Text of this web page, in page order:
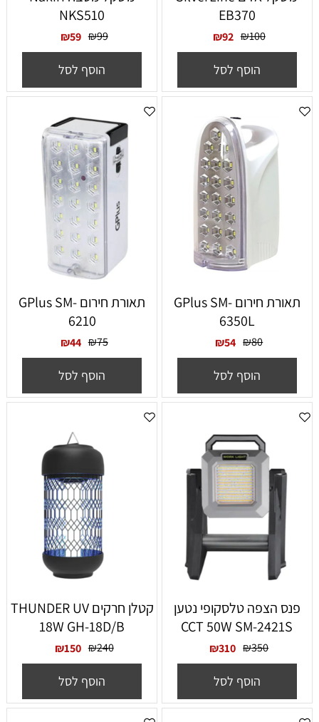
EB370
₪100
₪92
הוסף לסל
NKS510
₪99
₪59
הוסף לסל
תאורת חירום GPlus SM-
6350L
₪80
₪54
הוסף לסל
תאורת חירום GPlus SM-
6210
₪75
₪44
הוסף לסל
פנס הצפה טלסקופי נטען
CCT 50W SM-2421S
₪350
₪310
הוסף לסל
קטלן חרקים THUNDER UV
18W GH-18D/B
₪240
₪150
הוסף לסל